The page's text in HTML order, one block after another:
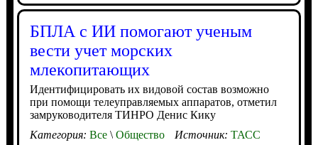
БПЛА с ИИ помогают ученым
вести учет морских
млекопитающих
Идентифицировать их видовой состав возможно
при помощи телеуправляемых аппаратов, отметил
замруководителя ТИНРО Денис Кику
Категория: Все\Общество Источник: ТАСС